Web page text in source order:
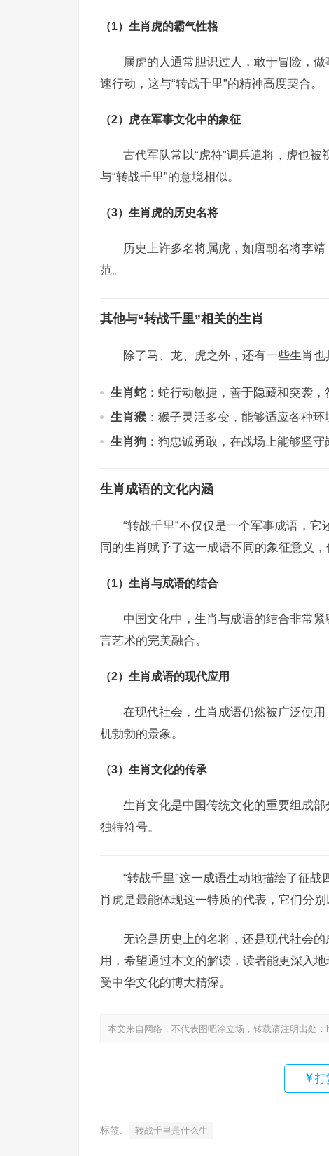
（1）生肖虎的霸气性格
属虎的人通常胆识过人，敢于冒险，
速行动，这与“转战千里”的精神高度契合。
（2）虎在军事文化中的象征
古代军队常以“虎符”调兵遣将，虎也被
与“转战千里”的意境相似。
（3）生肖虎的历史名将
历史上许多名将属虎，如唐朝名将李
范。
其他与“转战千里”相关的生肖
除了马、龙、虎之外，还有一些生肖也
生肖蛇 ：蛇行动敏捷，善于隐藏和突袭，
生肖猴 ：猴子灵活多变，能够适应各种环
生肖狗 ：狗忠诚勇敢，在战场上能够坚守
生肖成语的文化内涵
“转战千里”不仅仅是一个军事成语，
同的生肖赋予了这一成语不同的象征意义，
（1）生肖与成语的结合
中国文化中，生肖与成语的结合非常紧
言艺术的完美融合。
（2）生肖成语的现代应用
在现代社会，生肖成语仍然被广泛使用
机勃勃的景象。
（3）生肖文化的传承
生肖文化是中国传统文化的重要组成
独特符号。
“转战千里”这一成语生动地描绘了征
肖虎是最能体现这一特质的代表，它们分
无论是历史上的名将，还是现代社会
用，希望通过本文的解读，读者能更深入
受中华文化的博大精深。
本文来自网络，不代表图吧涂立场，转载请注明出处：
打
标签: 转战千里是什么生